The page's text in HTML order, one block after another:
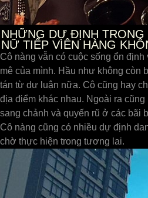
NHỮNG DỰ ĐỊNH
NỮ TIẾP VIÊN HÀNG
Cô nàng vẫn có cuộc sống ổn
mê của mình. Hầu như không còn
tán từ dư luận nữa. Cô cũng hay
địa điểm khác nhau. Ngoài ra
sang chảnh và quyến rũ ở các bãi
Cô nàng cũng có nhiều dự định
chờ thực hiện trong tương lai.